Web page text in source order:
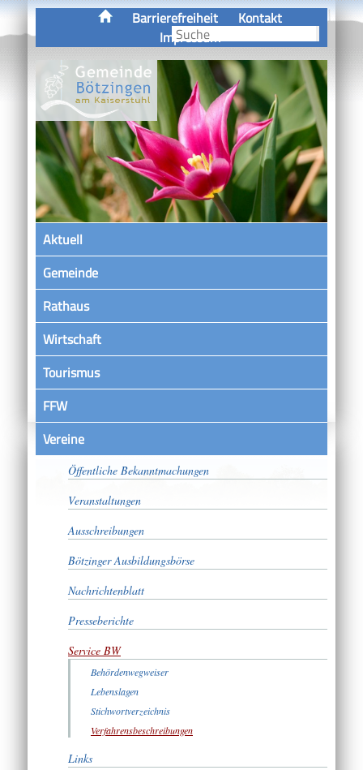
Barrierefreiheit
Kontakt
Impressum
Aktuell
Gemeinde
Rathaus
Wirtschaft
Tourismus
FFW
VereineSatzungen
Öffentliche Bekanntmachungen
Veranstaltungen
Ausschreibungen
Bötzinger Ausbildungsbörse
Nachrichtenblatt
Presseberichte
Service BW
Behördenwegweiser
Lebenslagen
Stichwortverzeichnis
Verfahrensbeschreibungen
Links